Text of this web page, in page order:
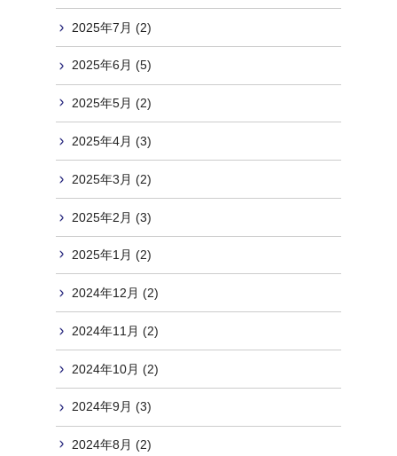
2025年7月 (2)
2025年6月 (5)
2025年5月 (2)
2025年4月 (3)
2025年3月 (2)
2025年2月 (3)
2025年1月 (2)
2024年12月 (2)
2024年11月 (2)
2024年10月 (2)
2024年9月 (3)
2024年8月 (2)